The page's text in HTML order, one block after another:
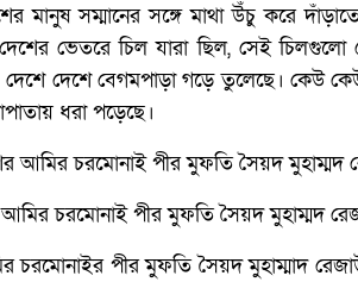
মানুষ সম্মানের সঙ্গে মাথা উঁচু করে
ভেতরে চিল যারা ছিল, সেই
দেশে বেগমপাড়া গড়ে তুলেছে। কেউ
ধরা পড়েছে।
চরমোনাই পীর মুফতি সৈয়দ মুহাম্মদ
চরমোনাইর পীর মুফতি সৈয়দ মুহাম্মাদ